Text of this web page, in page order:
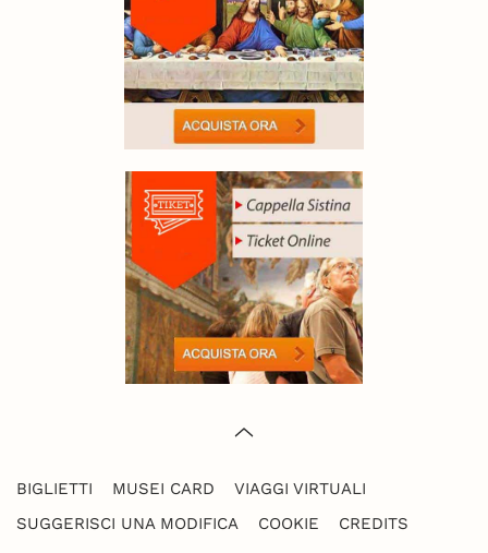
BIGLIETTI MUSEI CARD
VIAGGI VIRTUALI
SUGGERISCI UNA MODIFICA
COOKIE CREDITS